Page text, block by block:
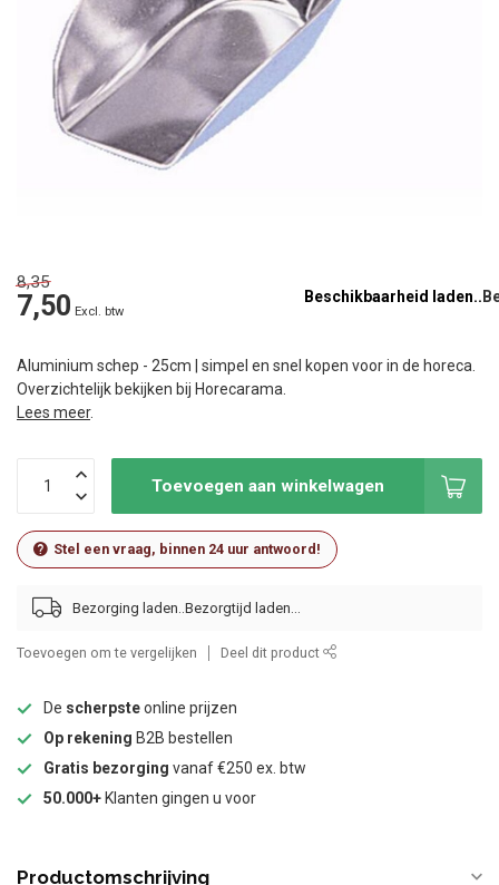
8,35
7,50 Excl. btw
Beschikbaarheid laden..
Aluminium schep - 25cm | simpel en snel kopen voor in de horeca.
Overzichtelijk bekijken bij Horecarama.
Lees meer.
Toevoegen aan winkelwagen
Stel een vraag, binnen 24 uur antwoord!
Bezorging laden..
Toevoegen om te vergelijken Deel dit product
De scherpsteonline prijzen
Op rekening B2B bestellen
Gratis bezorging vanaf €250 ex. btw
50.000+ Klanten gingen u voor
Productomschrijving